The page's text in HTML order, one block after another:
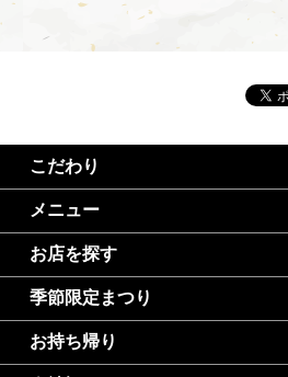
こだわり
メニュー
お店を探す
季節限定まつり
お持ち帰り